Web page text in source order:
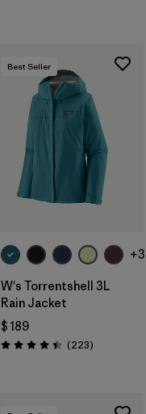
Best Seller
+3
W's Torrentshell 3L
Rain Jacket
$ 189
Valoración: 4.4 / 5
(223Comentarios
)